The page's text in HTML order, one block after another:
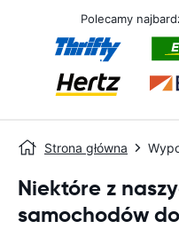
Polecamy
Strona główna
Niektóre z
samochodów